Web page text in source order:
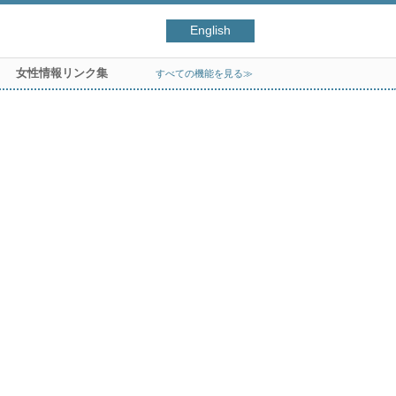
English
女性情報リンク集 すべての機能を見る≫